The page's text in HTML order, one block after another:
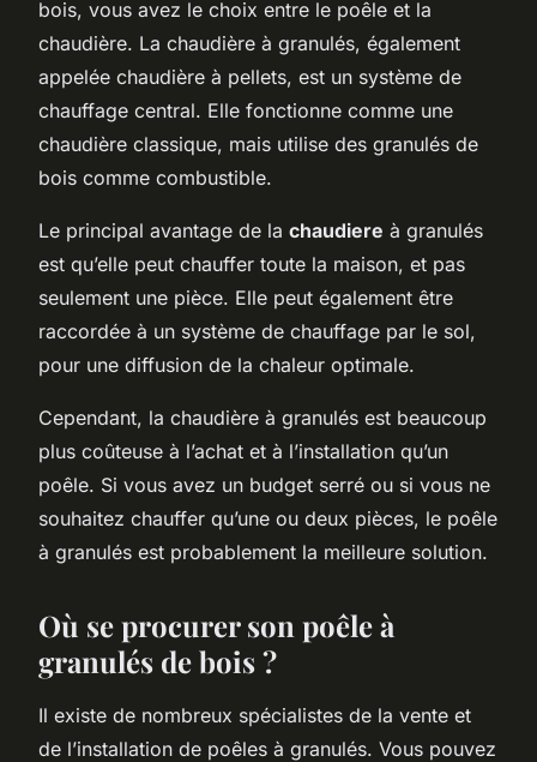
bois, vous avez le choix entre le poêle et la
chaudière. La chaudière à granulés, également
appelée chaudière à pellets, est un système de
chauffage central. Elle fonctionne comme une
chaudière classique, mais utilise des granulés de
bois comme combustible.
Le principal avantage de la chaudiere à granulés
est qu’elle peut chauffer toute la maison, et pas
seulement une pièce. Elle peut également être
raccordée à un système de chauffage par le sol,
pour une diffusion de la chaleur optimale.
Cependant, la chaudière à granulés est beaucoup
plus coûteuse à l’achat et à l’installation qu’un
poêle. Si vous avez un budget serré ou si vous ne
souhaitez chauffer qu’une ou deux pièces, le poêle
à granulés est probablement la meilleure solution.
Où se procurer son poêle à
granulés de bois ?
Il existe de nombreux spécialistes de la vente et
de l’installation de poêles à granulés. Vous pouvez